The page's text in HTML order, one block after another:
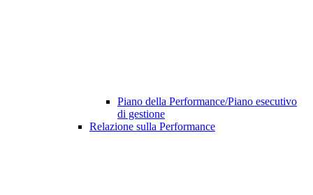
Piano della Performance/Piano esecutivo
di gestione
Relazione sulla Performance